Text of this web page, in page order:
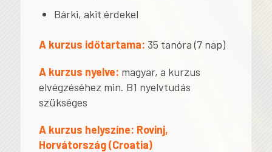
Bárki, akit érdekel
A kurzus időtartama: 35 tanóra (7 nap)
A kurzus nyelve: magyar, a kurzus
elvégzéséhez min. B1 nyelvtudás
szükséges
A kurzus helyszíne: Rovinj,
Horvátország (Croatia)